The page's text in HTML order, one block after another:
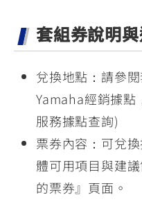
套組券說明
兌換地點：請參
Yamaha經銷據點
服務據點查詢)
票券內容：可兌
體可用項目與建
的票券』頁面。